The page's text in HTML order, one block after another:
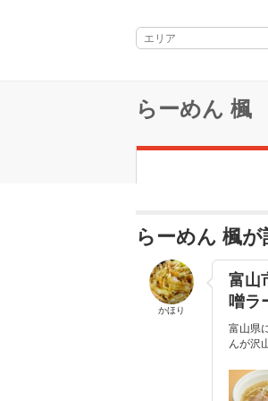
らーめん 楓
らーめん 楓
かほり
富山
噌ラ
富山県
んが沢